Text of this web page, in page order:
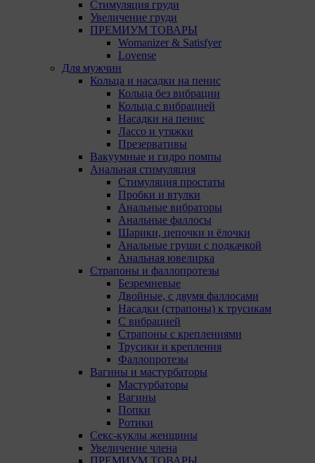
Стимуляция груди
Увеличение груди
ПРЕМИУМ ТОВАРЫ
Womanizer & Satisfyer
Lovense
Для мужчин
Кольца и насадки на пенис
Кольца без вибрации
Кольца с вибрацией
Насадки на пенис
Лассо и утяжки
Презервативы
Вакуумные и гидро помпы
Анальная стимуляция
Стимуляция простаты
Пробки и втулки
Анальные вибраторы
Анальные фаллосы
Шарики, цепочки и ёлочки
Анальные груши с подкачкой
Анальная ювелирка
Страпоны и фаллопротезы
Безремневые
Двойные, с двумя фаллосами
Насадки (страпоны) к трусикам
С вибрацией
Страпоны с креплениями
Трусики и крепления
Фаллопротезы
Вагины и мастурбаторы
Мастурбаторы
Вагины
Попки
Ротики
Секс-куклы женщины
Увеличение члена
ПРЕМИУМ ТОВАРЫ
обрабатываемые на сайте файлы cookie. При этом
корректная работа сайта возможна только в случае
использования необходимых файлов cookie. В случае
их отключения может потребоваться совершать
повторный выбор предпочтений куки, языковой
версии сайта, а также могут некорректно
отображаться некоторые версии страниц.
Отключение аналитических файлов cookie не
позволяет определять предпочтения пользователей
сайта, в том числе наиболее и наименее популярные
страницы и принимать меры по совершенствованию
работы сайта исходя из предпочтений пользователей.
14. Помимо настроек файлов cookie на сайте
субъекты персональных данных могут принять или
отклонить сбор всех или некоторых файлов cookie в
настройках своего браузера.
При этом, некоторые браузеры позволяют посещать
интернет-сайты в режиме «Инкогнито», чтобы
ограничить хранимый на компьютере объем
информации и автоматически удалять сессионные
файлы cookie. Кроме того, субъект персональных
данных может удалить ранее сохраненные файлов
cookie выбрав соответствующую опцию в истории
Подробнее о параметрах управления можно
ознакомиться, перейдя по внешним ссылкам,
ведущим на соответствующие страницы сайтов
основных браузеров: